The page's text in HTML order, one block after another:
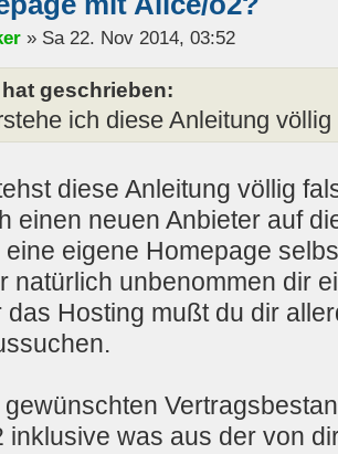
» Sa 22. Nov 2014, 03:52
geschrieben:
ich diese Anleitung
diese Anleitung völlig
einen neuen Anbieter auf
eigene Homepage
natürlich unbenommen dir
das Hosting mußt du dir
inklusive was aus der von